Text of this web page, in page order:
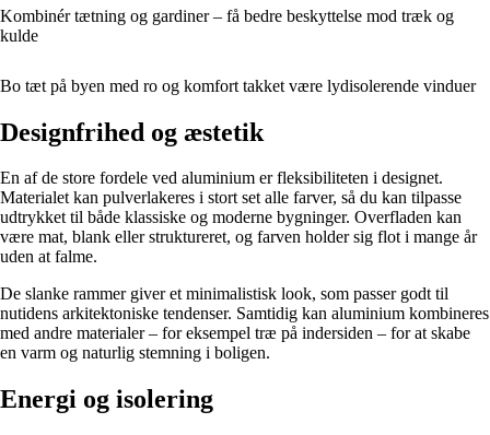
Kombinér tætning og gardiner – få bedre beskyttelse mod træk og
kulde
Bo tæt på byen med ro og komfort takket være lydisolerende vinduer
Designfrihed og æstetik
En af de store fordele ved aluminium er fleksibiliteten i designet.
Materialet kan pulverlakeres i stort set alle farver, så du kan tilpasse
udtrykket til både klassiske og moderne bygninger. Overfladen kan
være mat, blank eller struktureret, og farven holder sig flot i mange år
uden at falme.
De slanke rammer giver et minimalistisk look, som passer godt til
nutidens arkitektoniske tendenser. Samtidig kan aluminium kombineres
med andre materialer – for eksempel træ på indersiden – for at skabe
en varm og naturlig stemning i boligen.
Energi og isolering